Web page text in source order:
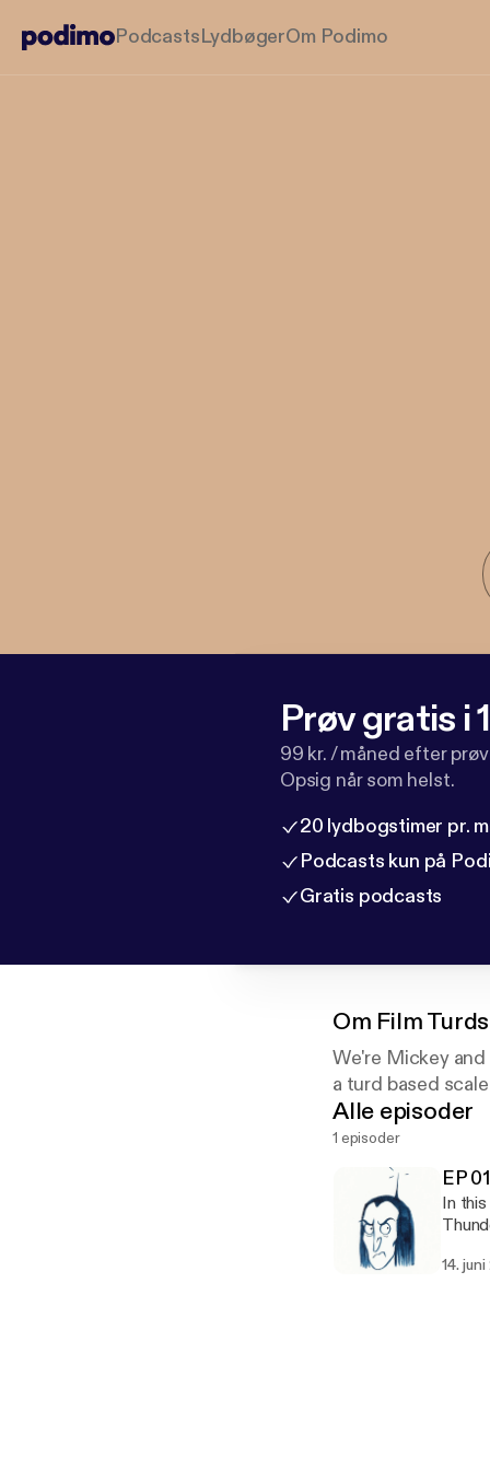
PodcastsLydbøgerOm Podimo
Prøv gratis i
99 kr. / måned efter
Opsig når som helst.
20 lydbogstimer pr.
Podcasts kun på
Gratis podcasts
Om Film Turds
We're Mickey
a turd based
Alle episoder
1 episoder
EP
In
14. juni